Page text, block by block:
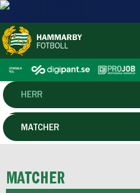
HERR
DAM
P19
MATCHER
MATCHER